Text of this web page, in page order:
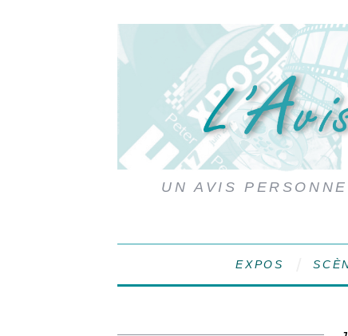
UN AVIS
EXPOS